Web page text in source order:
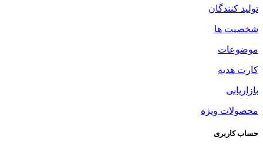
تولید کنندگان
شخصیت ها
موضوعات
کارت هدیه
بازاریابی
محصولات ویژه
حساب کاربری